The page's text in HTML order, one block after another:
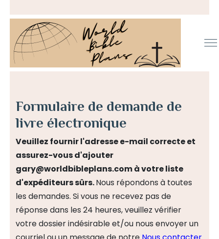
Formulaire de demande de
livre électronique
Veuillez fournir l'adresse e-mail correcte et
assurez-vous d'ajouter
gary@worldbibleplans.com à votre liste
d'expéditeurs sûrs.Nous répondons à toutes
les demandes. Si vous ne recevez pas de
réponse dans les 24 heures, veuillez vérifier
votre dossier indésirable et/ou nous envoyer un